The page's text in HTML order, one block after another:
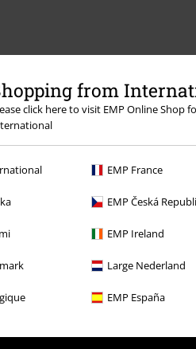
from
click here to visit EMP Online Shop
EMP France
EMP Česká
EMP Ireland
Large Nederland
EMP España